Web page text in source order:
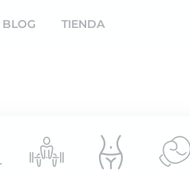
BLOG TIENDA